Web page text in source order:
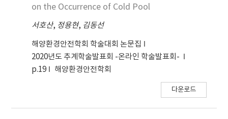
on the Occurrence of Cold Pool
서호산, 정용현, 김동선
해양환경안전학회 학술대회 논문집
2020년도 추계학술발표회 -온라인 학술발표회-
p.19
해양환경안전학회
다운로드